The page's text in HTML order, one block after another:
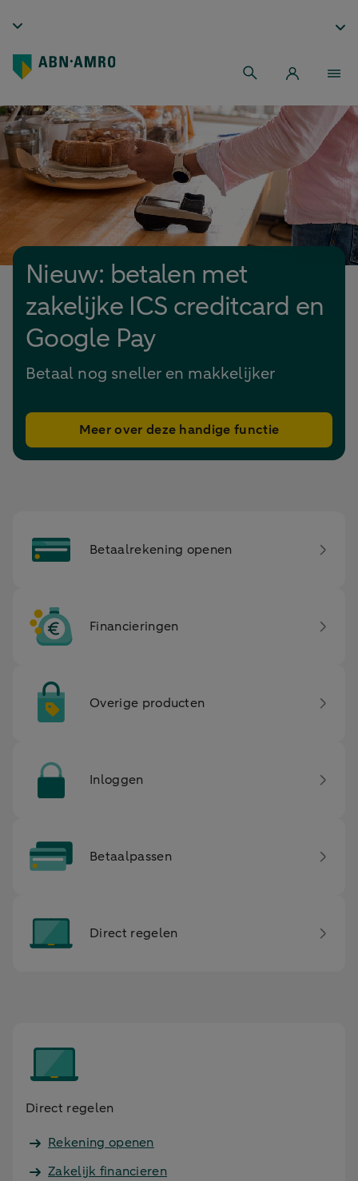
Nieuw: betalen met
zakelijke ICS creditcard en
Google Pay
Betaal nog sneller en makkelijker
Meer over deze handige functie
Betaalrekening openen
Financieringen
Overige producten
Inloggen
Betaalpassen
Direct regelen
Direct regelen
Rekening openen
Zakelijk financieren